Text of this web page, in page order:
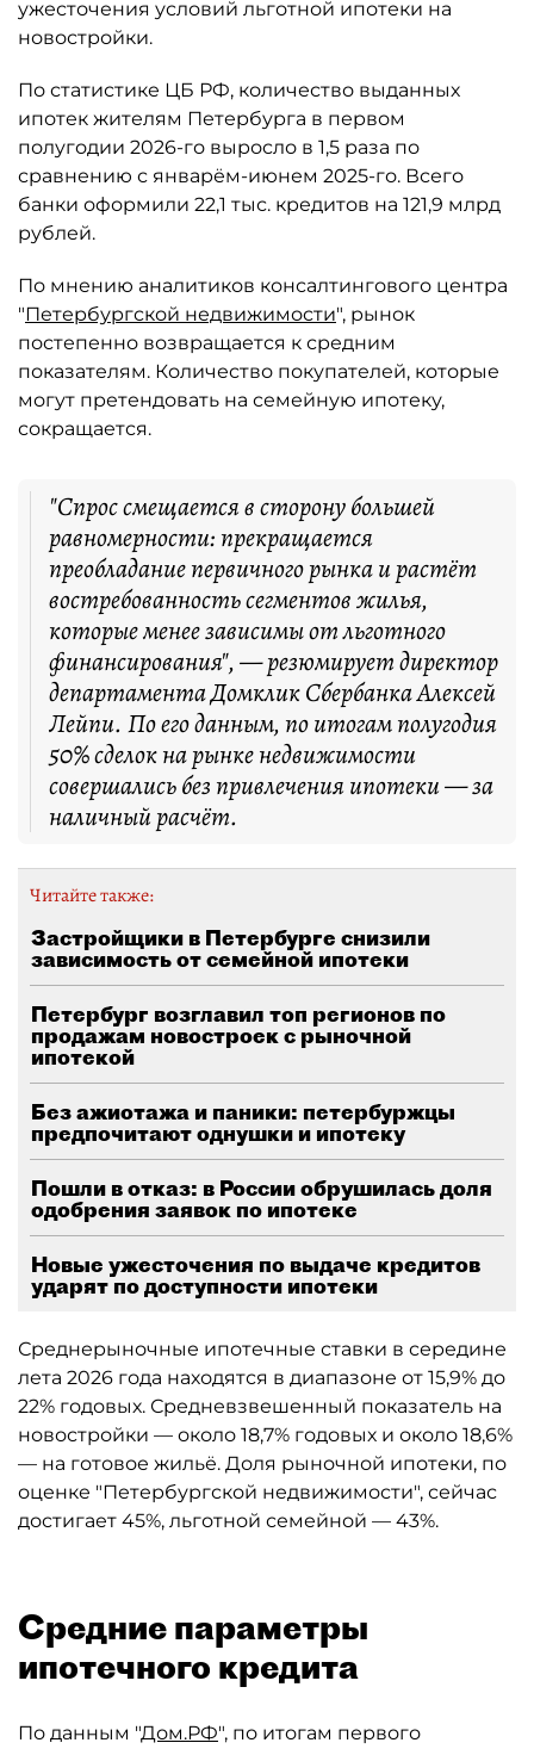
ужесточения условий льготной ипотеки на
новостройки.
По статистике ЦБ РФ, количество выданных
ипотек жителям Петербурга в первом
полугодии 2026-го выросло в 1,5 раза по
сравнению с январём-июнем 2025-го. Всего
банки оформили 22,1 тыс. кредитов на 121,9 млрд
рублей.
По мнению аналитиков консалтингового центра
"Петербургской недвижимости", рынок
постепенно возвращается к средним
показателям. Количество покупателей, которые
могут претендовать на семейную ипотеку,
сокращается.
"Спрос смещается в сторону большей
равномерности: прекращается
преобладание первичного рынка и растёт
востребованность сегментов жилья,
которые менее зависимы от льготного
финансирования", — резюмирует директор
департамента Домклик Сбербанка Алексей
Лейпи. По его данным, по итогам полугодия
50% сделок на рынке недвижимости
совершались без привлечения ипотеки — за
наличный расчёт.
Читайте также:
Застройщики в Петербурге снизили
зависимость от семейной ипотеки
Петербург возглавил топ регионов по
продажам новостроек с рыночной
ипотекой
Без ажиотажа и паники: петербуржцы
предпочитают однушки и ипотеку
Пошли в отказ: в России обрушилась доля
одобрения заявок по ипотеке
Новые ужесточения по выдаче кредитов
ударят по доступности ипотеки
Среднерыночные ипотечные ставки в середине
лета 2026 года находятся в диапазоне от 15,9% до
22% годовых. Средневзвешенный показатель на
новостройки — около 18,7% годовых и около 18,6%
— на готовое жильё. Доля рыночной ипотеки, по
оценке "Петербургской недвижимости", сейчас
достигает 45%, льготной семейной — 43%.
Средние параметры
ипотечного кредита
По данным "Дом.РФ", по итогам первого